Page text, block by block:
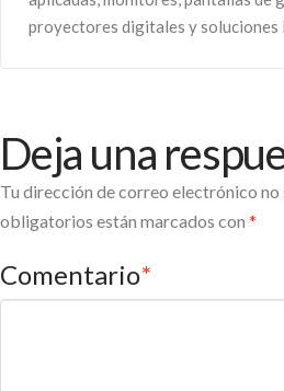
proyectores digitales y soluciones
Deja una
Tu dirección de correo electrónico no
obligatorios están marcados con *
Comentario*